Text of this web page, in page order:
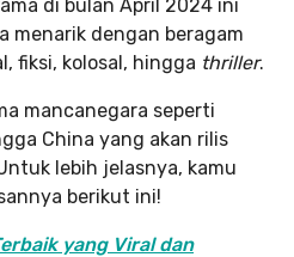
di bulan April 2024 ini
menarik dengan beragam
fiksi, kolosal, hingga thriller.
mancanegara seperti
China yang akan rilis
lebih jelasnya, kamu
berikut ini!
yang Viral dan